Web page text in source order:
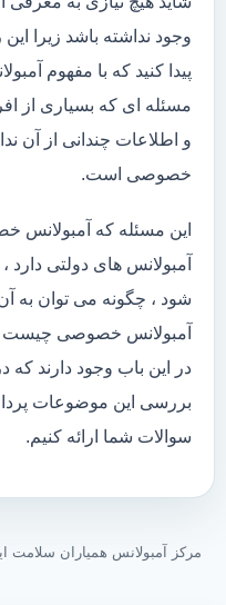
وجود نداشته باشد زیرا
پیدا کنید که با مفهوم
مسئله ای که بسیاری از
و اطلاعات چندانی از آن
خصوصی است.
این مسئله که آمبولانس
آمبولانس های دولتی
شود ، چگونه می توان به
آمبولانس خصوصی چیست
در این باب وجود دارند
بررسی این موضوعات
سوالات شما ارائه کنیم.
مرکز آمبولانس همیاران سلامت